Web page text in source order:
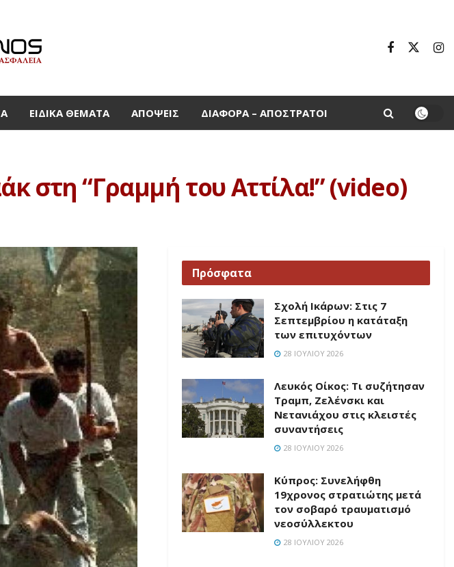
ΕΙΔΙΚΆ ΘΈΜΑΤΑ ΑΠΌΨΕΙΣ ΔΙΆΦΟΡΑ – ΑΠΌΣΤΡΑΤΟΙ
στη “Γραμμή του Αττίλα!” (video)
Πρόσφατα
Σχολή Ικάρων: Στις 7
Σεπτεμβρίου η κατάταξη
των επιτυχόντων
28 ΙΟΥΛΊΟΥ 2026
Λευκός Οίκος: Τι συζήτησαν
Τραμπ, Ζελένσκι και
Νετανιάχου στις κλειστές
συναντήσεις
28 ΙΟΥΛΊΟΥ 2026
Κύπρος: Συνελήφθη
19χρονος στρατιώτης μετά
τον σοβαρό τραυματισμό
νεοσύλλεκτου
28 ΙΟΥΛΊΟΥ 2026